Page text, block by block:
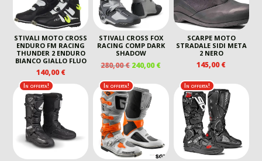
STIVALI MOTO CROSS
ENDURO FM RACING
THUNDER 2 ENDURO
BIANCO GIALLO FLUO
140,00€
STIVALI CROSS FOX
RACING COMP DARK
SHADOW
280,00€ IL
ORIGINALE
ERA:
280,00 €.
240,00€IL
ATTUALE
240,00 €.
SCARPE MOTO
STRADALE SIDI META
2 NERO
145,00€
In offerta! In offerta! In offerta!